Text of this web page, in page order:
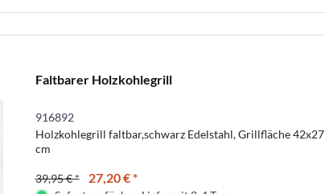
Faltbarer Holzkohlegrill
916892
Holzkohlegrill faltbar,schwarz Edelstahl, Grillfläche 42x27
cm
39,95 € * 27,20 € *